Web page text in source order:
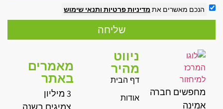
הנכם מאשרים את מדיניות פרטיות ותנאי שימוש
שליחה
מחפשים חברה
אמינה
ניווט
מהיר
דף הבית
אודות
מאמרים
באתר
3 מיליון
צמיגים בשנה